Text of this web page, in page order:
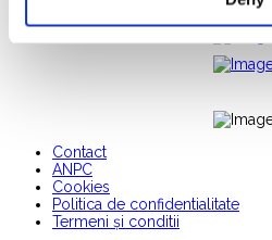
Contact
ANPC
Cookies
Politica de confidentialitate
Termeni și conditii